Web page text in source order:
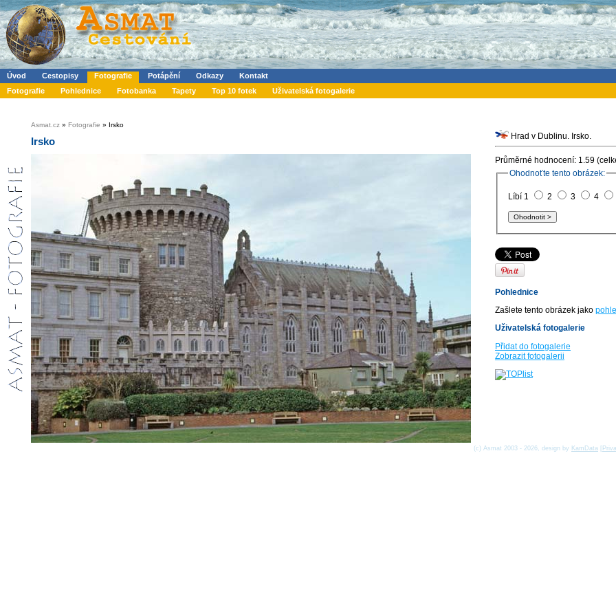
Úvod Cestopisy Fotografie Potápění Odkazy
Kontakt
Fotografie
Pohlednice Fotobanka Tapety Top 10 fotek Uživatelská fotogalerie
Asmat.cz » Fotografie » Irsko
Irsko Hrad v Dublinu. Irsko.
Průměrné hodnocení: 1.59
Ohodnoťte tento obrázek:
Líbí 1 2 3 4
Pohlednice
Zašlete tento obrázek jako
Uživatelská fotogalerie
Přidat do fotogalerie
Zobrazit fotogalerii
(c) Asmat 2003 - 2026, design by KamData